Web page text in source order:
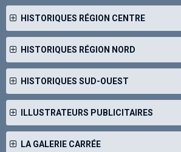
HISTORIQUES RÉGION CENTRE
HISTORIQUES RÉGION NORD
HISTORIQUES SUD-OUEST
ILLUSTRATEURS PUBLICITAIRES
LA GALERIE CARRÉE